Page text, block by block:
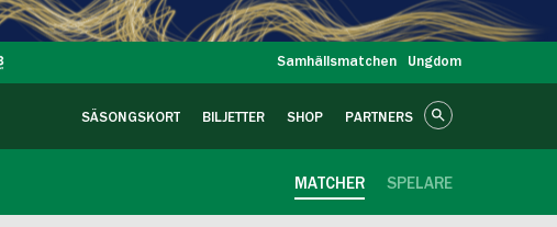
Samhällsmatchen Ungdom
SÄSONGSKORT BILJETTER SHOP PARTNERS
SPELARE
MATCHER